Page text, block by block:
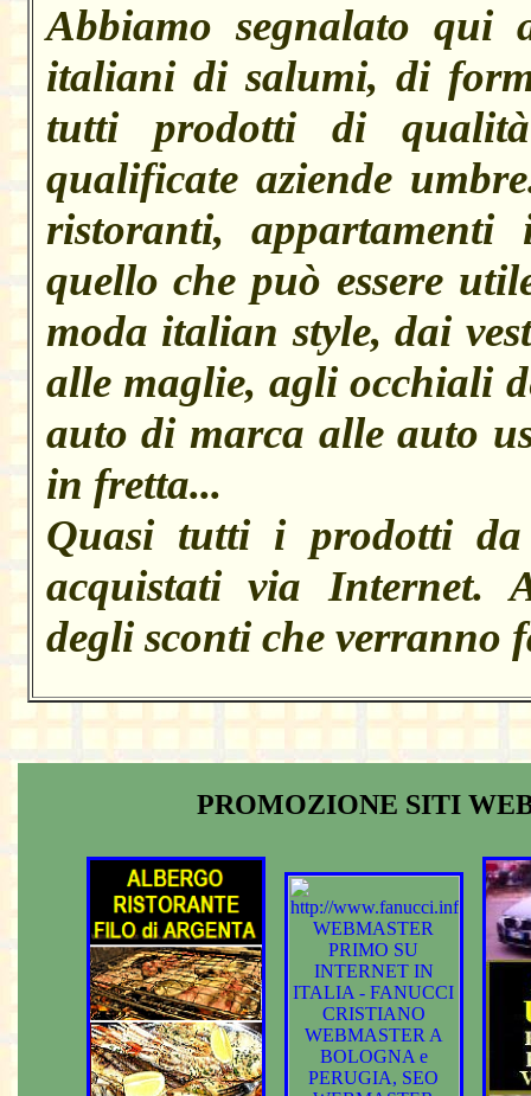
Abbiamo segnalato
italiani di salumi, di
tutti prodotti di
qualificate aziende
ristoranti,
quello che può essere
moda italian style, dai
alle maglie, agli occhiali
auto di marca alle auto
in fretta...
Quasi tutti i prodotti da
acquistati via Internet.
degli sconti che verranno
PROMOZIONE SITI